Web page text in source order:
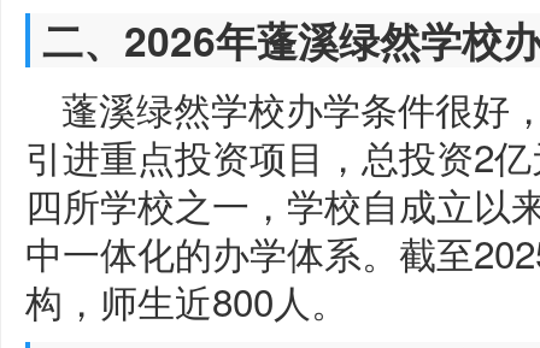
二、2026年蓬溪绿然学校
蓬溪绿然学校办学条件很好
引进重点投资项目，总投资2
四所学校之一，学校自成立以
中一体化的办学体系。截至
构，师生近800人。